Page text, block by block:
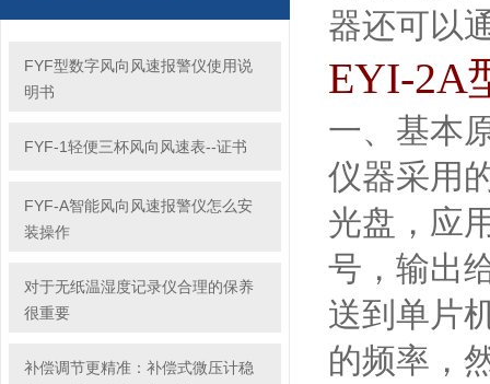
FYF型数字风向风速报警仪使用说
明书
FYF-1轻便三杯风向风速表--证书
FYF-A智能风向风速报警仪怎么安
装操作
对于无纸温湿度记录仪合理的保养
很重要
补偿调节更精准：补偿式微压计稳
器还可以
EYI-2A
一、基本
仪器采用
光盘，应
号，输出
送到单片
的频率，